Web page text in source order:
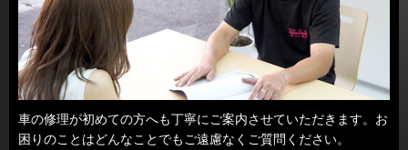
車の修理が初めての方へも丁寧にご案内させていただきます。お
困りのことはどんなことでもご遠慮なくご質問ください。